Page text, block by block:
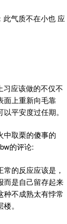
此气质不在小也 应
习应该做的不仅不
面上重新向毛靠
平安度过任期。
中取栗的傻事的
的评论:
的反应应该是，
而是自己留存起来
种不成熟太有悖常
。